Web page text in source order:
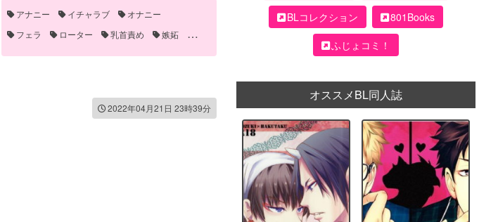
アナニー イチャラブ
オナニー
フェラ
ローター 乳首責め
嫉妬
拘束
現パロ
2022年04月21日 23時39分
BLコレクション
801Books
ふじょコミ！
オススメBL同人誌